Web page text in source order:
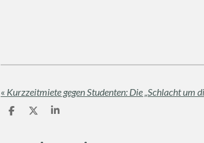
«
C
C
C